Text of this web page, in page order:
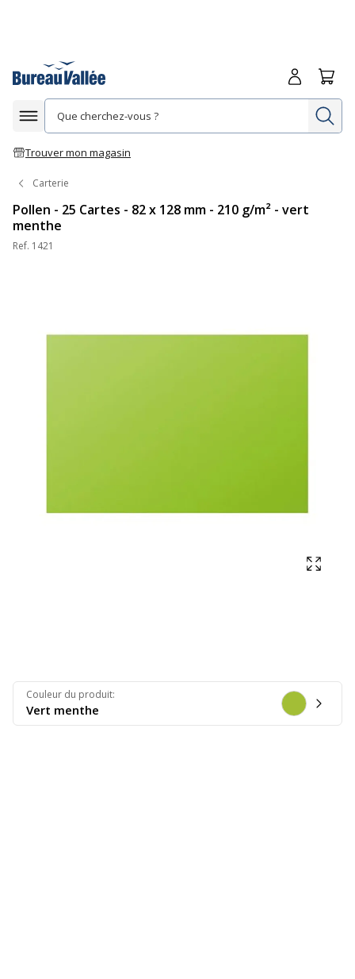
Afficher la navigation
Trouver mon magasin
Me
Carterie
Pollen - 25 Cartes - 82 x 128 mm - 210 g/m² - vert
menthe
Ref. 1421
Couleur du produit:
Vert menthe